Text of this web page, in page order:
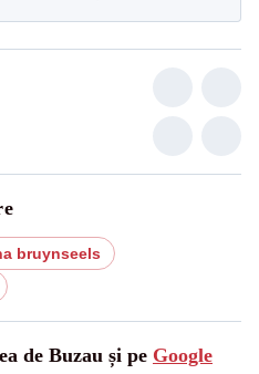
bruynseels
de Buzau și pe Google